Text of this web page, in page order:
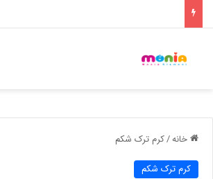
خانه/کرم ترک شکم
کرم ترک شکم